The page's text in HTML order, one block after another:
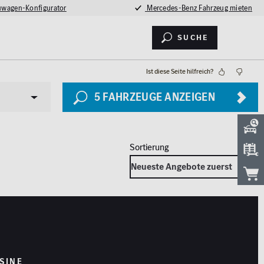
Konfigurator Mercedes-Benz Fahrzeug mieten
Suche
Ist diese Seite hilfreich?
5 FAHRZEUGE ANZEIGEN